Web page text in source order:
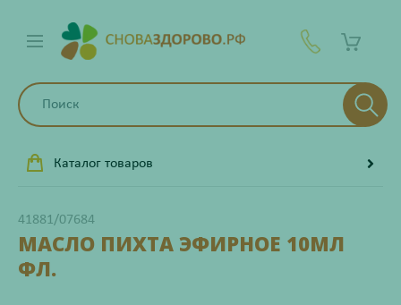
Каталог товаров
41881/07684
МАСЛО ПИХТА ЭФИРНОЕ 10МЛ
ФЛ.